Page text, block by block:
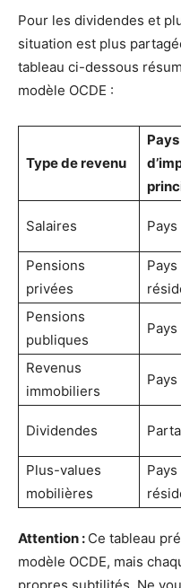
Pour les dividendes et
situation est plus
tableau ci-dessous
modèle OCDE :
Type de revenu
Pays
Salaires Pays
Pensions
privées
Pays
Pensions
publiques
Revenus
immobiliers
Dividendes
Plus-values
mobilières
Pays
Attention : Ce tableau
modèle OCDE, mais